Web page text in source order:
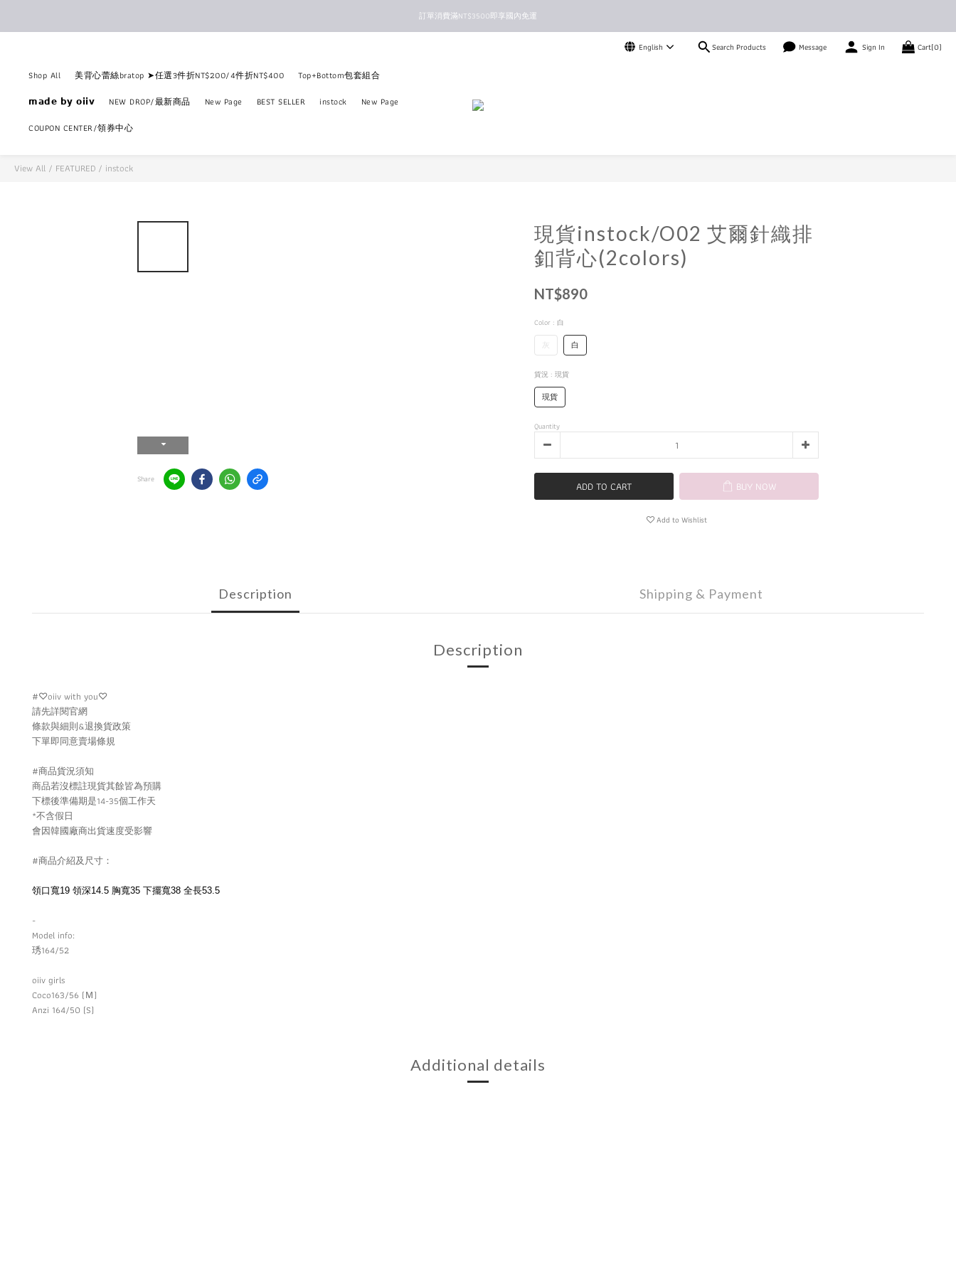
新馬港澳順豐到付配送
訂單消費滿NT$3500即享國內免運
English Search Products Message Sign In Cart(0)
Shop All 美背心蕾絲bratop ➤任選3件折NT$200/4件折NT$400
Top+Bottom包套組合
𝗺𝗮𝗱𝗲 𝗯𝘆 𝗼𝗶𝗶𝘃
NEW DROP/最新商品 New Page BEST SELLER instock
New Page
COUPON CENTER/領券中心
View All / FEATURED / instock
Share
現貨instock/O02 艾爾針織排
釦背心(2colors)
NT$890
Color : 白
灰 白
貨況 : 現貨
現貨
Quantity
ADD TO CART BUY NOW
Add to Wishlist
Description Shipping & Payment
Description
#♡oiiv with you♡
請先詳閱官網
條款與細則&退換貨政策
下單即同意賣場條規
#商品貨況須知
商品若沒標註現貨其餘皆為預購
下標後準備期是14-35個工作天
*不含假日
會因韓國廠商出貨速度受影響
#商品介紹及尺寸：
領口寬19 領深14.5 胸寬35 下擺寬38 全長53.5
-
Model info:
琇164/52
oiiv girls
Coco163/56 (Ｍ)
Anzi 164/50 (S)
Additional details